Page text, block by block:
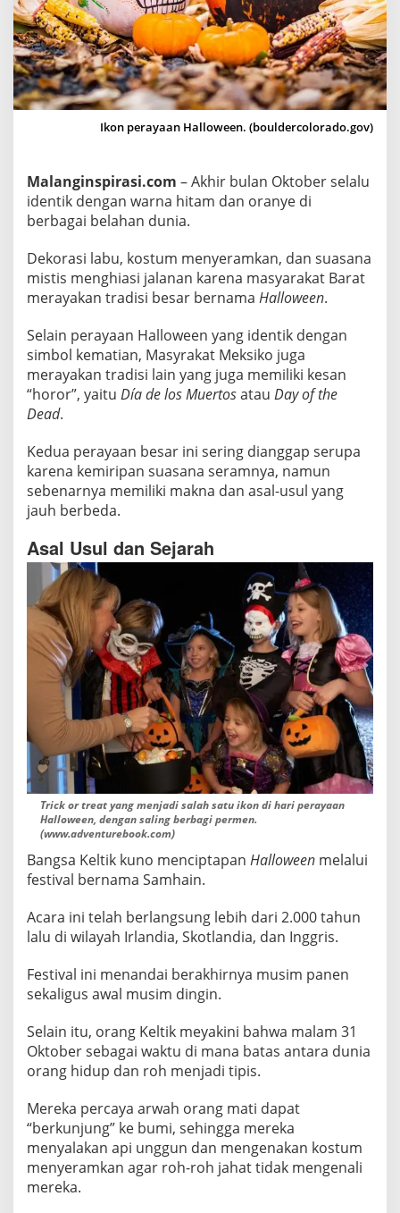
d
e
l
o
s
u
r
t
,
D
u
T
r
a
d
s
i
S
a
e
n
g
a
n
M
a
k
n
a
B
r
d
a
Ikon perayaan Halloween. (bouldercolorado.gov)
Malanginspirasi.com – Akhir bulan Oktober selalu
identik dengan warna hitam dan oranye di
berbagai belahan dunia.
Dekorasi labu, kostum menyeramkan, dan suasana
mistis menghiasi jalanan karena masyarakat Barat
merayakan tradisi besar bernama Halloween.
Selain perayaan Halloween yang identik dengan
simbol kematian, Masyrakat Meksiko juga
merayakan tradisi lain yang juga memiliki kesan
“horor”, yaitu Día de los Muertosatau Day of the
Dead.
Kedua perayaan besar ini sering dianggap serupa
karena kemiripan suasana seramnya, namun
sebenarnya memiliki makna dan asal-usul yang
jauh berbeda.
Asal Usul dan Sejarah
Trick or treat yang menjadi salah satu ikon di hari perayaan
Halloween, dengan saling berbagi permen.
(www.adventurebook.com)
Bangsa Keltik kuno menciptapan Halloween melalui
festival bernama Samhain.
Acara ini telah berlangsung lebih dari 2.000 tahun
lalu di wilayah Irlandia, Skotlandia, dan Inggris.
Festival ini menandai berakhirnya musim panen
sekaligus awal musim dingin.
Selain itu, orang Keltik meyakini bahwa malam 31
Oktober sebagai waktu di mana batas antara dunia
orang hidup dan roh menjadi tipis.
Mereka percaya arwah orang mati dapat
“berkunjung” ke bumi, sehingga mereka
menyalakan api unggun dan mengenakan kostum
menyeramkan agar roh-roh jahat tidak mengenali
mereka.